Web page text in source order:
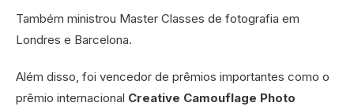
Também ministrou Master Classes de fotografia em
Londres e Barcelona.
Além disso, foi vencedor de prêmios importantes como o
prêmio internacional Creative Camouflage Photo